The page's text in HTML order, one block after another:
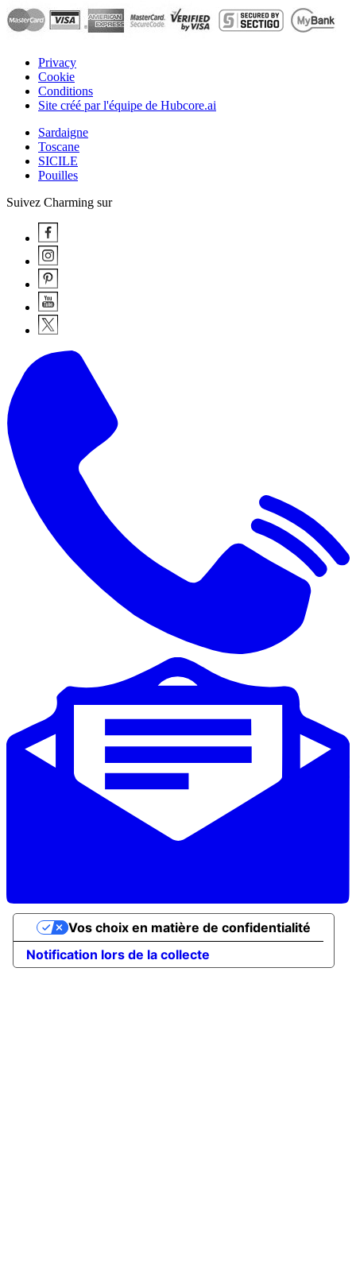
Privacy
Cookie
Conditions
Site créé par l'équipe de Hubcore.ai
Sardaigne
Toscane
SICILE
Pouilles
Suivez Charming sur
Notification lors de la collecte
Vos choix en matière de confidentialité